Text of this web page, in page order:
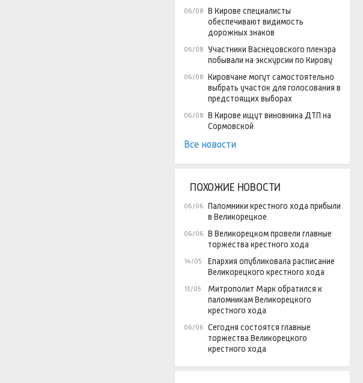
06/08 В Кирове специалисты
обеспечивают видимость
дорожных знаков
06/08 Участники Васнецовского пленэра
побывали на экскурсии по Кирову
06/08 Кировчане могут самостоятельно
выбрать участок для голосования в
предстоящих выборах
06/08 В Кирове ищут виновника ДТП на
Сормовской
Все новости
ПОХОЖИЕ НОВОСТИ
06/06 Паломники крестного хода прибыли
в Великорецкое
06/06 В Великорецком провели главные
торжества крестного хода
14/05
Епархия опубликовала расписание
Великорецкого крестного хода
13/05
Митрополит Марк обратился к
паломникам Великорецкого
крестного хода
06/06 Сегодня состоятся главные
торжества Великорецкого
крестного хода